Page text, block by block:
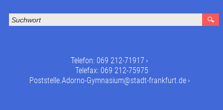
Telefon: 069 212-71917
Telefax: 069 212-75975
Poststelle.Adorno-Gymnasium@stadt-frankfurt.de